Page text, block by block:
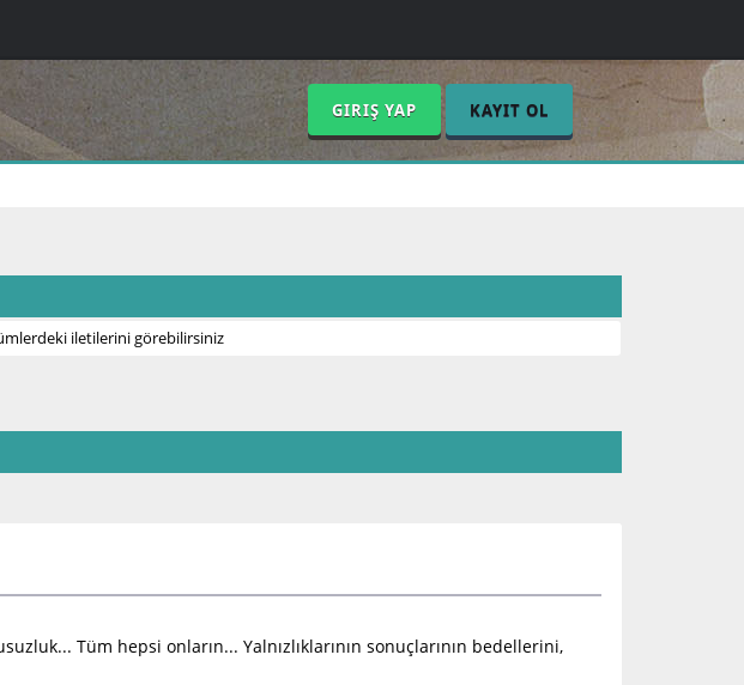
GIRIŞ YAP KAYIT OL
iletilerini görebilirsiniz
Tüm hepsi onların... Yalnızlıklarının sonuçlarının bedellerini,